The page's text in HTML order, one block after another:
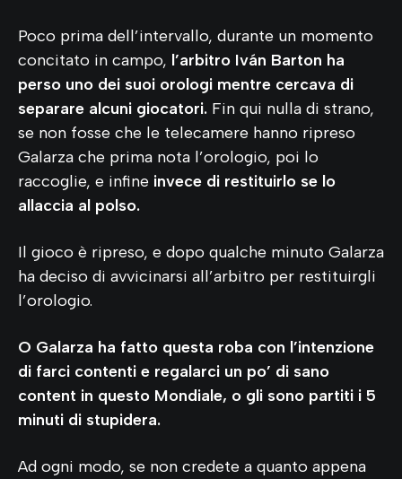
Poco prima dell’intervallo, durante un momento
concitato in campo, l’arbitro Iván Barton ha
perso uno dei suoi orologi mentre cercava di
separare alcuni giocatori. Fin qui nulla di strano,
se non fosse che le telecamere hanno ripreso
Galarza che prima nota l’orologio, poi lo
raccoglie, e infine invece di restituirlo se lo
allaccia al polso.
Il gioco è ripreso, e dopo qualche minuto Galarza
ha deciso di avvicinarsi all’arbitro per restituirgli
l’orologio.
O Galarza ha fatto questa roba con l’intenzione
di farci contenti e regalarci un po’ di sano
content in questo Mondiale, o gli sono partiti i 5
minuti di stupidera.
Ad ogni modo, se non credete a quanto appena